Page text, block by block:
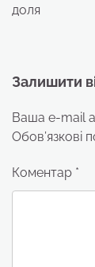
доля
Залишити
Ваша e-mail
Обов’язкові
Коментар *